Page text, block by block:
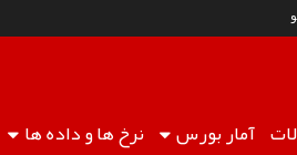
آماربورس نرخ هاو داده ها